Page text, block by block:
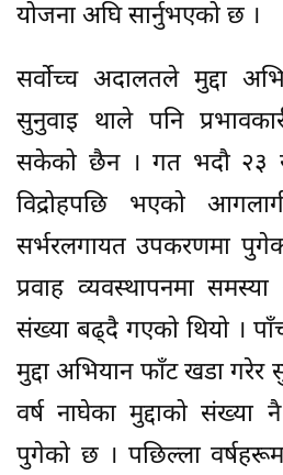
योजना अघि सार्नुभएको छ ।
सर्वोच्च अदालतले मुद्दा
सुनुवाइ थाले पनि
सकेको छैन । गत भदौ २३
विद्रोहपछि भएको
सर्भरलगायत उपकरणमा
प्रवाह व्यवस्थापनमा
संख्या बढ्दै गएको थियो ।
मुद्दा अभियान फाँट खडा
वर्ष नाघेका मुद्दाको संख्या
पुगेको छ । पछिल्ला